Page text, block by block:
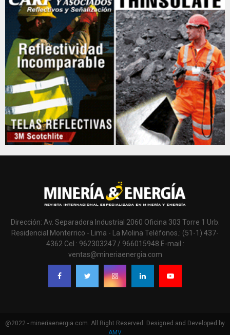
Dirección: Av. Separadora Industrial 2060 Oficina 303 Torre 1 Urb.
Residencial Monterrico - Lima - La Molina Teléfonos.: (51-1) 437-
4362 Cel.: 962303247 / 966015948 E-mail.:
ventas@mineriaenergia.com
@2022 - mineriaenergia.com. All Right Reserved. Designed and Developed by
AMV